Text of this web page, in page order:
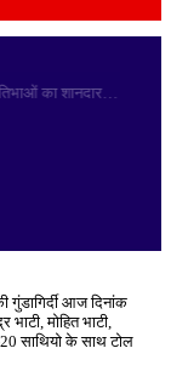
गुंडागिर्दी आज दिनांक
मोहित भाटी,
साथियो के साथ टोल